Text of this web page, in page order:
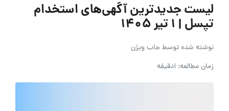
لیست جدیدترین آگهی‌های استخدام
تپسل | ۱ تیر ۱۴۰۵
نوشته شده توسطجاب ویژن
زمان مطالعه: 1دقیقه